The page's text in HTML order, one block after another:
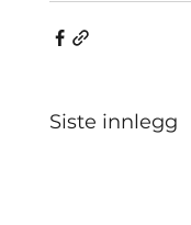
Siste innlegg